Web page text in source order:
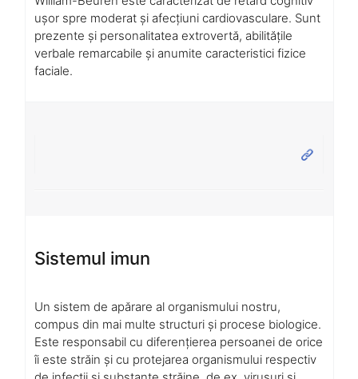
ușor spre moderat și afecțiuni cardiovasculare. Sunt
prezente și personalitatea extrovertă, abilitățile
verbale remarcabile și anumite caracteristici fizice
faciale.
Sistemul imun
Un sistem de apărare al organismului nostru,
compus din mai multe structuri și procese biologice.
Este responsabil cu diferențierea persoanei de orice
îi este străin și cu protejarea organismului respectiv